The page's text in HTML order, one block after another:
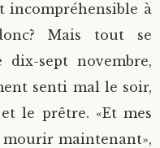
incompréhensible à
Mais tout se
sept novembre,
senti mal le soir,
le prêtre. «Et mes
mourir maintenant»,